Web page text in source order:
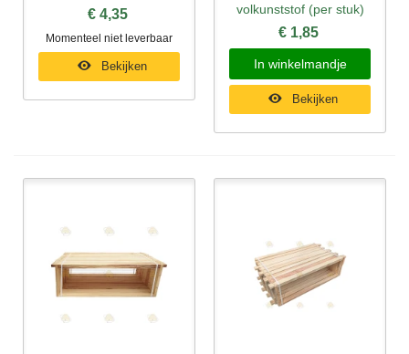
€ 4,35
Momenteel niet leverbaar
Bekijken
volkunststof (per stuk)
€ 1,85
In winkelmandje
Bekijken